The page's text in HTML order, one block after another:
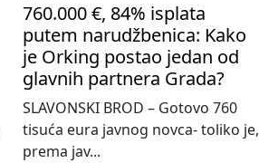
760.000 €, 84% isplata
putem narudžbenica: Kako
je Orking postao jedan od
glavnih partnera Grada?
SLAVONSKI BROD – Gotovo 760
tisuća eura javnog novca- toliko je,
prema jav...